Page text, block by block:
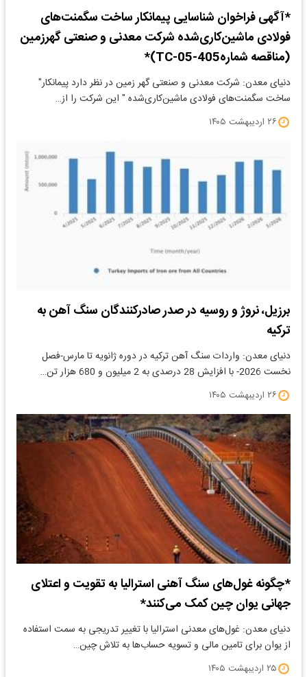
*آگهی فراخوان شناسایی پیمانکار ساخت سگمنت‌های
فولادی ماشین‌کاری‌شده شرکت معدنی و صنعتی گهرزمین
(مناقصه شماره405-TC-05)*
دنیای معدن: شرکت معدنی و صنعتی گهر زمین در نظر دارد پیمانکار"
ساخت سگمنت‌های فولادی ماشین‌کاری‌شده " این شرکت را از…
۲۶ اردیبهشت ۱۴۰۵
برزیل، نروژ و روسیه در صدر صادرکنندگان سنگ آهن به
ترکیه
دنیای معدن: واردات سنگ آهن ترکیه در دوره ژانویه تا مارس-فصل
نخست 2026- با افزایش 28 درصدی به 2 میلیون و 680 هزار تن…
۲۶ اردیبهشت ۱۴۰۵
*چگونه غول‌های سنگ آهنی استرالیا به تقویت و اعتلای
جهانی یوان چین کمک می‌کنند*
دنیای معدن: غول‌های معدنی استرالیا با تغییر تدریجی به سمت استفاده
از یوان برای تامین مالی و تسویه حساب‌ها به تلاش چین…
۲۵ اردیبهشت ۱۴۰۵